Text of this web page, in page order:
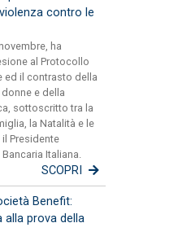
contro le
ha
al Protocollo
ed il contrasto della
e della
sottoscritto tra la
la Natalità e le
Presidente
Italiana.
SCOPRI
Benefit:
alla prova della